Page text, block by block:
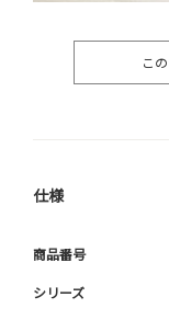
こ
仕様
商品番号
シリーズ